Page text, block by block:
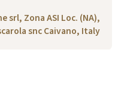
srl, Zona ASI Loc. (NA),
snc Caivano, Italy